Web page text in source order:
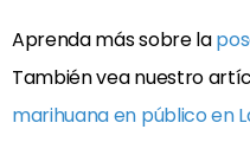
Aprenda más sobre la
También vea nuestro
marihuana en público en